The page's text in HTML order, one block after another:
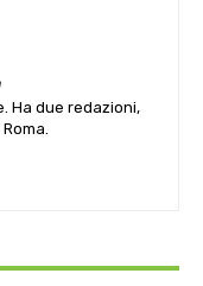
Ha due redazioni,